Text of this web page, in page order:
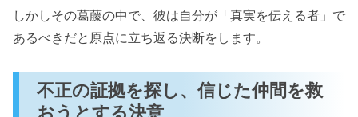
しかしその葛藤の中で、彼は自分が「真実を伝える者」で
あるべきだと原点に立ち返る決断をします。
不正の証拠を探し、信じた仲間を救
おうとする決意